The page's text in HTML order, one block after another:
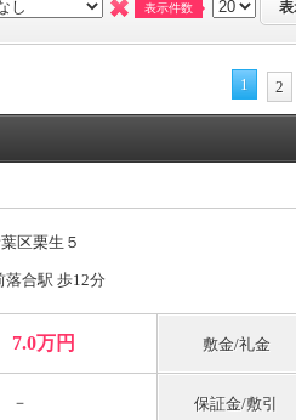
表示件数
1 2
区栗生５
落合駅 歩12分
7.0万円 敷金/礼金
－ 保証金/敷引